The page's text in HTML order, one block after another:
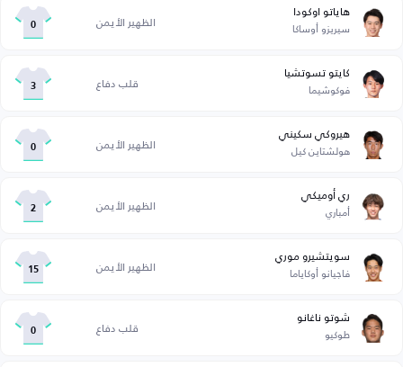
هاياتو اوكودا
سيريزو أوساكا الظهير الأيمن 0
كايتو تسوتشيا
فوكوشيما قلب دفاع 3
هيروكي سكيني
هولشتاين كيل الظهير الأيمن 0
ري أوميكي
أمباري الظهير الأيمن 2
سويتشيرو موري
فاجيانو أوكاياما الظهير الأيمن 15
شوتو ناغانو
طوكيو قلب دفاع 0